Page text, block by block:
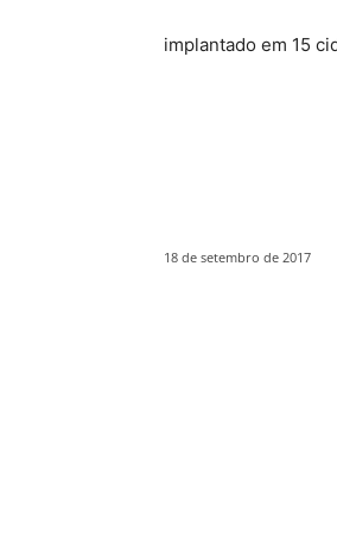
implantado em 15
18 de setembro de 2017